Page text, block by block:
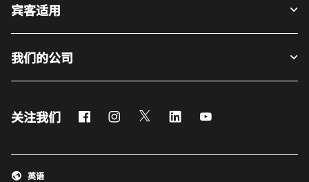
宾客适用
我们的公司
关注我们 FacebookInstagram
Twitter LinkedIn
英语